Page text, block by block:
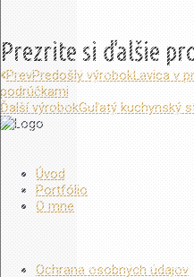
Prezrite si ďalšie
PrevPredošlý výrobokLavica v
podrúčkami
Ďalší výrobokGuľatý kuchynský
Úvod
Portfólio
O mne
Ochrana osobných údajov